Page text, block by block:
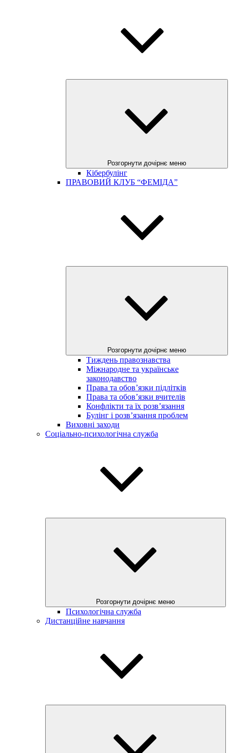
Розгорнути дочірнє меню
Кібербулінг
ПРАВОВИЙ КЛУБ “ФЕМІДА”
Розгорнути дочірнє меню
Тиждень правознавства
Міжнародне та українське
законодавство
Права та обов’язки підлітків
Права та обов’язки вчителів
Конфлікти та їх розв’язання
Булінг і розв’язання проблем
Виховні заходи
Соціально-психологічна служба
Розгорнути дочірнє меню
Психологічна служба
Дистанційне навчання